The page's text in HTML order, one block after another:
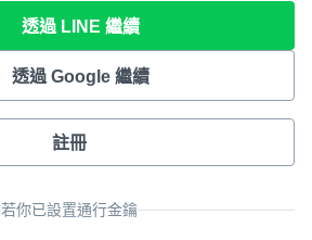
透過 LINE 繼續
透過 Google 繼續
註冊
若你已設置通行金鑰